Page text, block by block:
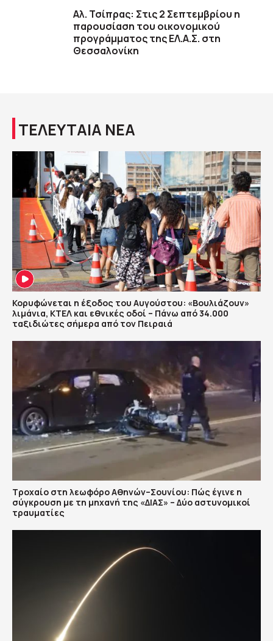
Αλ. Τσίπρας: Στις 2 Σεπτεμβρίου η
παρουσίαση του οικονομικού
προγράμματος της ΕΛ.Α.Σ. στη
Θεσσαλονίκη
ΤΕΛΕΥΤΑΙΑ ΝΕΑ
Κορυφώνεται η έξοδος του Αυγούστου: «Βουλιάζουν»
λιμάνια, ΚΤΕΛ και εθνικές οδοί – Πάνω από 34.000
ταξιδιώτες σήμερα από τον Πειραιά
Τροχαίο στη λεωφόρο Αθηνών–Σουνίου: Πώς έγινε η
σύγκρουση με τη μηχανή της «ΔΙΑΣ» – Δύο αστυνομικοί
τραυματίες